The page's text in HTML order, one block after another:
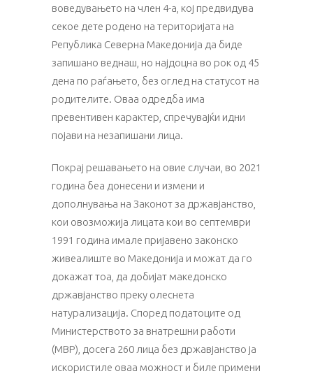
воведувањето на член 4-а, кој предвидува
секое дете родено на територијата на
Република Северна Македонија да биде
запишано веднаш, но најдоцна во рок од 45
дена по раѓањето, без оглед на статусот на
родителите. Оваа одредба има
превентивен карактер, спречувајќи идни
појави на незапишани лица.
Покрај решавањето на овие случаи, во 2021
година беа донесени и измени и
дополнувања на Законот за државјанство,
кои овозможија лицата кои во септември
1991 година имале пријавено законско
живеалиште во Македонија и можат да го
докажат тоа, да добијат македонско
државјанство преку олеснета
натурализација. Според податоците од
Министерството за внатрешни работи
(МВР), досега 260 лица без државјанство ја
искористиле оваа можност и биле примени